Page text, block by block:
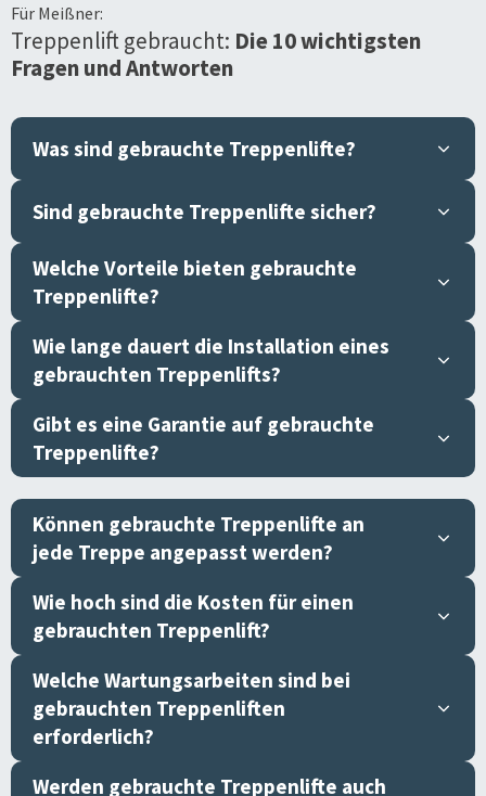
Für Meißner:
Treppenlift gebraucht: Die 10 wichtigsten
Fragen und Antworten
Was sind gebrauchte Treppenlifte?
Sind gebrauchte Treppenlifte sicher?
Welche Vorteile bieten gebrauchte
Treppenlifte?
Wie lange dauert die Installation eines
gebrauchten Treppenlifts?
Gibt es eine Garantie auf gebrauchte
Treppenlifte?
Können gebrauchte Treppenlifte an
jede Treppe angepasst werden?
Wie hoch sind die Kosten für einen
gebrauchten Treppenlift?
Welche Wartungsarbeiten sind bei
gebrauchten Treppenliften
erforderlich?
Werden gebrauchte Treppenlifte auch